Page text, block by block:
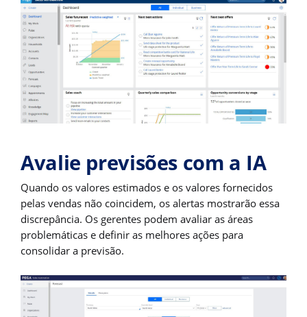
Avalie previsões com a IA
Quando os valores estimados e os valores fornecidos
pelas vendas não coincidem, os alertas mostrarão essa
discrepância. Os gerentes podem avaliar as áreas
problemáticas e definir as melhores ações para
consolidar a previsão.